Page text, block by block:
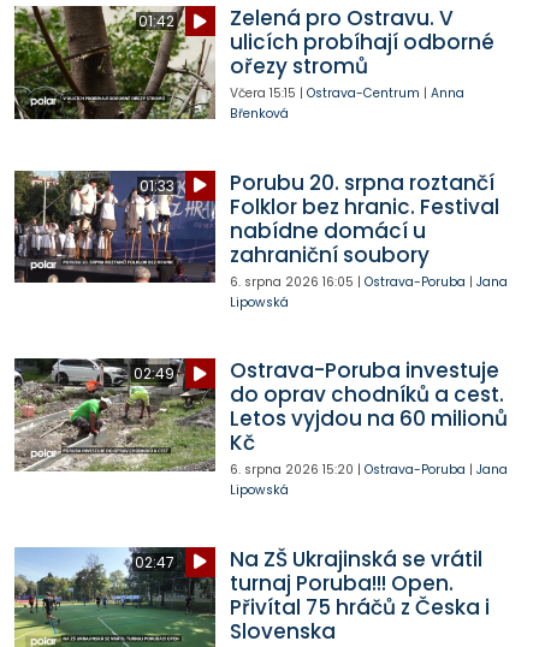
01:42
Zelená pro Ostravu. V
ulicích probíhají odborné
ořezy stromů
Včera 15:15 | Ostrava-Centrum | Anna
Břenková
01:33
Porubu 20. srpna roztančí
Folklor bez hranic. Festival
nabídne domácí u
zahraniční soubory
6. srpna 2026 16:05 | Ostrava-Poruba | Jana
Lipowská
02:49
Ostrava-Poruba investuje
do oprav chodníků a cest.
Letos vyjdou na 60 milionů
Kč
6. srpna 2026 15:20 | Ostrava-Poruba | Jana
Lipowská
02:47
Na ZŠ Ukrajinská se vrátil
turnaj Poruba!!! Open.
Přivítal 75 hráčů z Česka i
Slovenska